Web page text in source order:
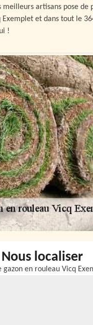
artisans pose de
Exemplet et dans tout le
!
Nous localiser
gazon en rouleau Vicq